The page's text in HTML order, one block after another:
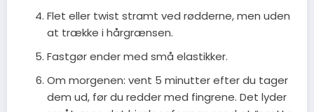
Flet eller twist stramt ved rødderne, men uden
at trække i hårgrænsen.
Fastgør ender med små elastikker.
Om morgenen: vent 5 minutter efter du tager
dem ud, før du redder med fingrene. Det lyder